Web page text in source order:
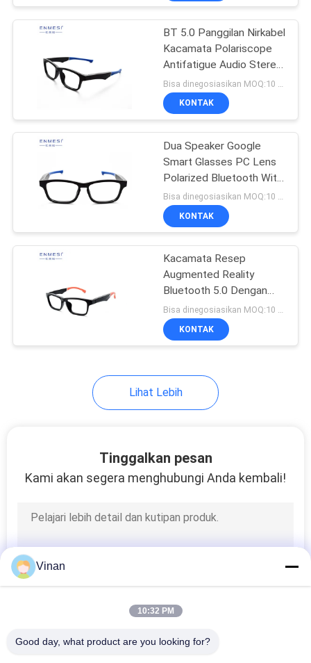
Kacamata Drone
FPV
78
Kacamata Video
FPV
Kacamata Pelatihan
Kacamata Cerdas
Bluetooth
BT 5.0 Panggilan Nirkabel
Kacamata Polariscope
Antifatigue Audio Stereo
Bluetooth Video Goggles
KONTAK
Dua Speaker Google
Smart Glasses PC Lens
Polarized Bluetooth With
BT Music
Bisa dinegosiasikan MOQ:10 buah
KONTAK
Kacamata Resep
Augmented Reality
Bluetooth 5.0 Dengan
Panggilan Smartphone
Bisa dinegosiasikan MOQ:10 buah
KONTAK
Lihat Lebih
Tinggalkan pesan
Kami akan segera menghubungi Anda kembali!
Vinan
10:32 PM
Good day, what product are you looking for?